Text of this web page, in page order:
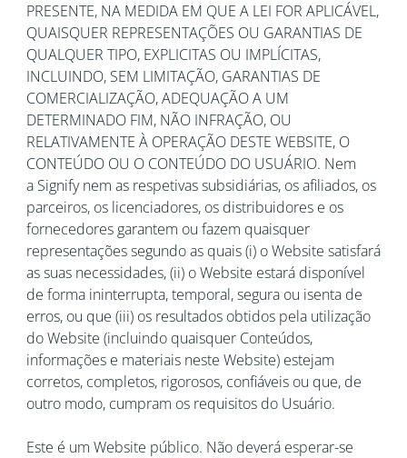
PRESENTE, NA MEDIDA EM QUE A LEI FOR APLICÁVEL,
QUAISQUER REPRESENTAÇÕES OU GARANTIAS DE
QUALQUER TIPO, EXPLICITAS OU IMPLÍCITAS,
INCLUINDO, SEM LIMITAÇÃO, GARANTIAS DE
COMERCIALIZAÇÃO, ADEQUAÇÃO A UM
DETERMINADO FIM, NÃO INFRAÇÃO, OU
RELATIVAMENTE À OPERAÇÃO DESTE WEBSITE, O
CONTEÚDO OU O CONTEÚDO DO USUÁRIO. Nem
a Signify nem as respetivas subsidiárias, os afiliados, os
parceiros, os licenciadores, os distribuidores e os
fornecedores garantem ou fazem quaisquer
representações segundo as quais (i) o Website satisfará
as suas necessidades, (ii) o Website estará disponível
de forma ininterrupta, temporal, segura ou isenta de
erros, ou que (iii) os resultados obtidos pela utilização
do Website (incluindo quaisquer Conteúdos,
informações e materiais neste Website) estejam
corretos, completos, rigorosos, confiáveis ou que, de
outro modo, cumpram os requisitos do Usuário.
Este é um Website público. Não deverá esperar-se